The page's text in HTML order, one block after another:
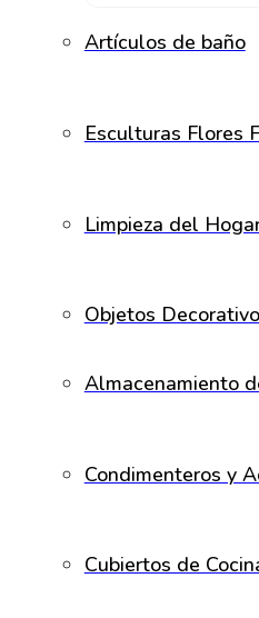
Artículos de baño
Esculturas Flores
Limpieza del
Objetos
Almacenamiento
Condimenteros y
Cubiertos de